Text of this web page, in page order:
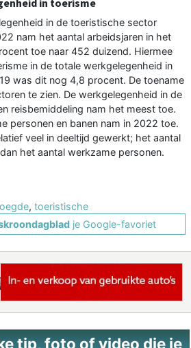
in de toeristische sector
nam het aantal arbeidsjaren in het
toe naar 452 duizend. Hiermee
in de totale werkgelegenheid in
was dit nog 4,8 procent. De toename
te zien. De werkgelegenheid in de
reisbemiddeling nam het meest toe.
personen en banen nam in 2022 toe.
veel in deeltijd gewerkt; het aantal
het aantal werkzame personen.
, toeristische
je Google-favoriet
tip, foto of video die je